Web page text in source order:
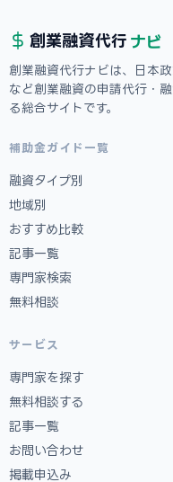
創業融資代行 ナビ
創業融資代行ナビは、日本
など創業融資の申請代行・
る総合サイトです。
補助金ガイド一覧
融資タイプ別
地域別
おすすめ比較
記事一覧
専門家検索
無料相談
サービス
専門家を探す
無料相談する
記事一覧
お問い合わせ
掲載申込み